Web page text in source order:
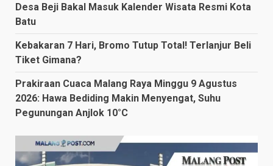
Desa Beji Bakal Masuk Kalender Wisata Resmi Kota
Batu
Kebakaran 7 Hari, Bromo Tutup Total! Terlanjur Beli
Tiket Gimana?
Prakiraan Cuaca Malang Raya Minggu 9 Agustus
2026: Hawa Bediding Makin Menyengat, Suhu
Pegunungan Anjlok 10°C